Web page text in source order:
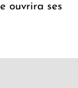
ouvrira ses